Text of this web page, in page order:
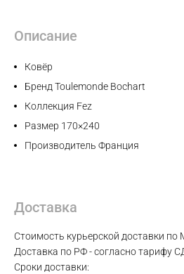
Описание
Ковёр
Бренд Toulemonde Bochart
Коллекция Fez
Размер 170×240
Производитель Франция
Доставка
Стоимость курьерской доставки по
Доставка по РФ - согласно тарифу
Сроки доставки:
WhatsApp
Telegram